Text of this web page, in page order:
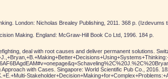
London: Nicholas Brealey Publishing, 2011. 368 p.
Making. England: McGraw-Hill Book Co Ltd, 1996. 184 p.
deal with root causes and deliver permanent solutions.
with Cases. Singapore: World Scientific Pub Co., 2016.